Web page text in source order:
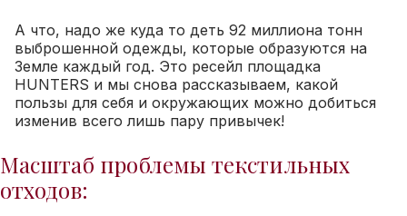
А что, надо же куда то деть 92 миллиона тонн
выброшенной одежды, которые образуются на
Земле каждый год. Это ресейл площадка
HUNTERS и мы снова рассказываем, какой
пользы для себя и окружающих можно добиться
изменив всего лишь пару привычек!
Масштаб проблемы текстильных
отходов: